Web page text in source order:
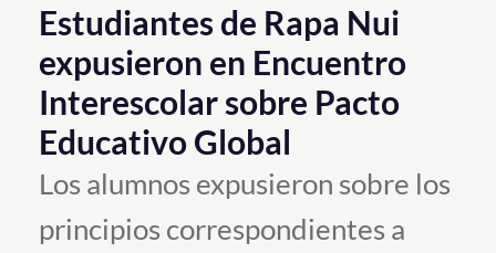
La Universidad
Investigación, Creación e Innovación
PUCV Internacional
Vinculación con el Medio
Admisión
Estudiantes de Rapa Nui
expusieron en Encuentro
Interescolar sobre Pacto
Educativo Global
Los alumnos expusieron sobre los
principios correspondientes a